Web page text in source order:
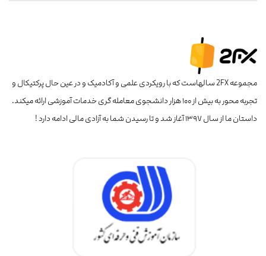
مجموعه 2FX سالهاست که با رویکردی علمی و آکادمیک و در عین حال پرکتیکال و
تجربه محور به بیش از ۱۰۰ هزار دانشجوی معامله گری خدمات آموزشی ارائه میکند.
داستان ما از سال ۱۳۹۷ آغاز شد و تا رسیدن شما به آزادی مالی ادامه دارد !